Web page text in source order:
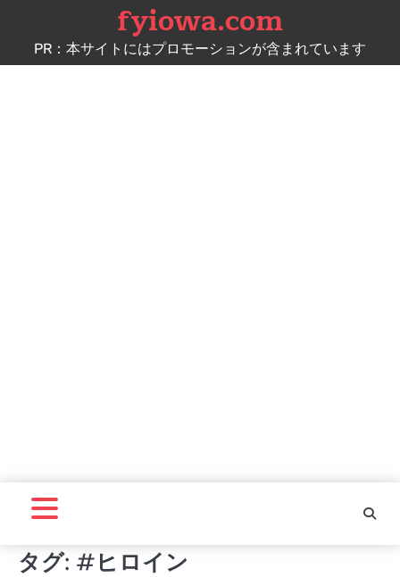
content
fyiowa.com
PR：本サイトにはプロモーションが含まれています
タグ: #ヒロイン
セクシャルダイナマイトヒロイン